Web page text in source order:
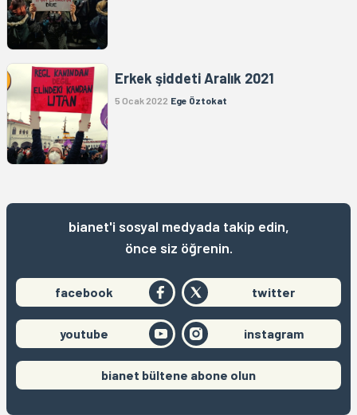
Erkek şiddeti Aralık 2021
5 Ocak 2022 Ege Öztokat
bianet'i sosyal medyada takip edin,
önce siz öğrenin.
facebook twitter
youtube instagram
bianet bültene abone olun